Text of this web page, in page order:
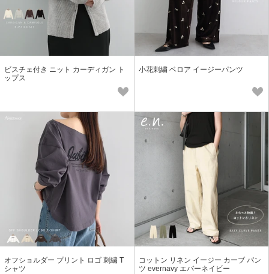
ビスチェ付き ニット カーディガン ト
ップス
小花刺繍 ベロア イージーパンツ
オフショルダー プリント ロゴ 刺繍 T
シャツ
コットン リネン イージー カーブ パン
ツ evernavy エバーネイビー